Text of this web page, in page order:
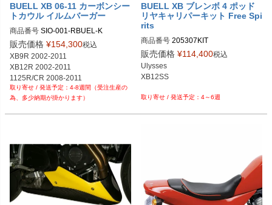
BUELL XB 06-11 カーボンシー
トカウル イルムバーガー
商品番号 SIO-001-RBUEL-K
SIO.001.RBUEL.K
販売価格 ¥154,300税込
XB9R 2002-2011
XB12R 2002-2011
4-8週間（受注生産の
為、多少納期が掛かります）
BUELL XB ブレンボ 4 ポッド
リヤキャリパーキット Free Spi
rits
商品番号 205307KIT
205307 KIT
販売価格 ¥114,400税込
Ulysses
XB12SS
4～6週